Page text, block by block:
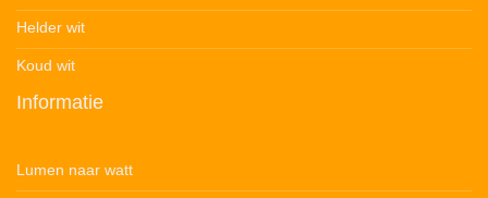
Helder wit
Koud wit
Informatie
Lumen naar watt